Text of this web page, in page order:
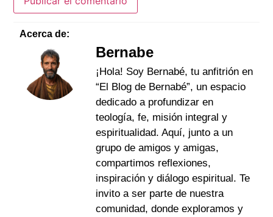
Acerca de:
Bernabe
¡Hola! Soy Bernabé, tu anfitrión en
“El Blog de Bernabé”, un espacio
dedicado a profundizar en
teología, fe, misión integral y
espiritualidad. Aquí, junto a un
grupo de amigos y amigas,
compartimos reflexiones,
inspiración y diálogo espiritual. Te
invito a ser parte de nuestra
comunidad, donde exploramos y